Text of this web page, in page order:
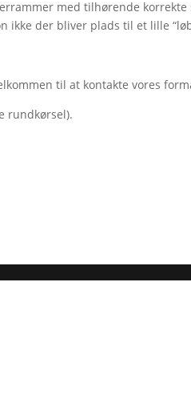
med tilhørende
der bliver plads til et lille
til at kontakte vores
rundkørsel).